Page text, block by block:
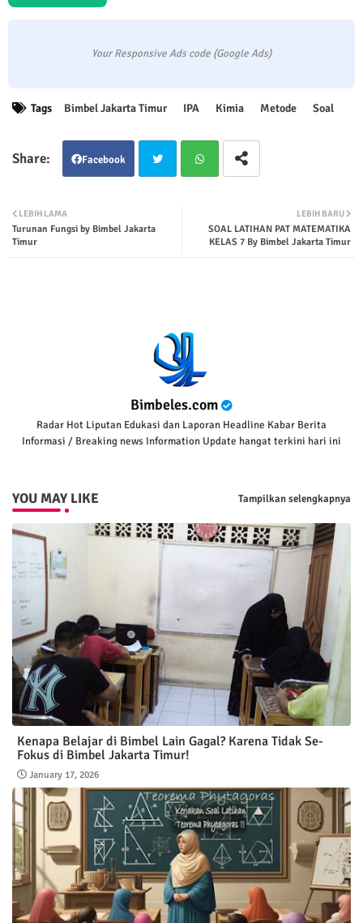
Your Responsive Ads code (Google Ads)
Tags Bimbel Jakarta Timur IPA Kimia Metode Soal
Facebook
ter tsap
LEBIH BARU
SOAL LATIHAN PAT MATEMATIKA
KELAS 7 By Bimbel Jakarta Timur
LEBIH LAMA
Turunan Fungsi by Bimbel Jakarta
Timur
Bimbeles.com
Radar Hot Liputan Edukasi dan Laporan Headline Kabar Berita
Informasi / Breaking news Information Update hangat terkini hari ini
YOU MAY LIKE Tampilkan selengkapnya
Kenapa Belajar di Bimbel Lain Gagal? Karena Tidak Se-
Fokus di Bimbel Jakarta Timur!
January 17, 2026